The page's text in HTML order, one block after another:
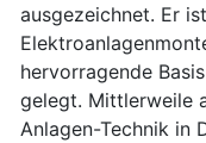
ausgezeichnet. Er
hervorragende
gelegt. Mittlerweile
Anlagen-Technik in